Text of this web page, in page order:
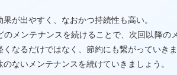
が出やすく、なおかつ持続性も高い。
のメンテナンスを続けることで、次回以降の
なるだけではなく、節約にも繋がっていきま
ないメンテナンスを続けていきましょう。